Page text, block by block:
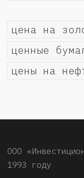
цена на
ценные
цены на
ООО
1993 году